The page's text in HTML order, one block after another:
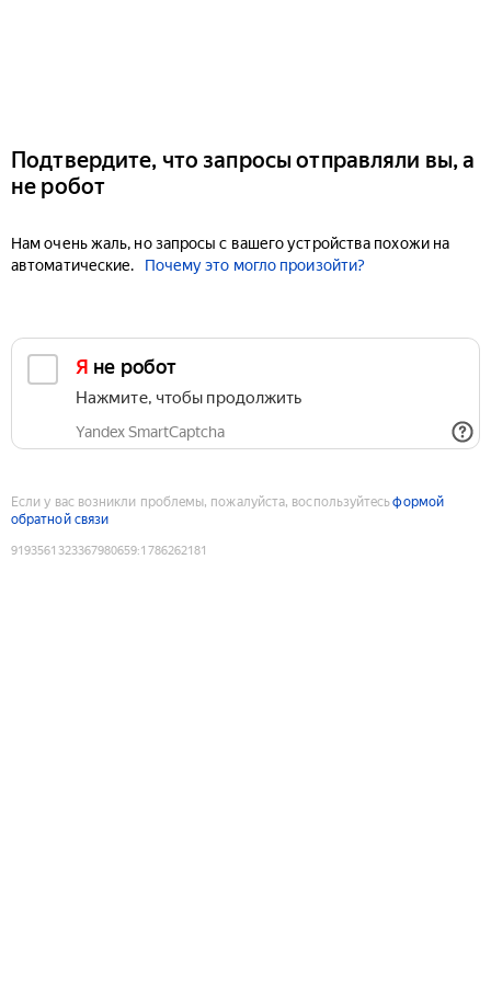
Подтвердите, что запросы отправляли вы, а
не робот
Нам очень жаль, но запросы с вашего устройства похожи на
автоматические.
Почему это могло произойти?
Я не робот
Нажмите, чтобы продолжить
Yandex SmartCaptcha
Если у вас возникли проблемы, пожалуйста, воспользуйтесьформой
обратной связи
9193561323367980659:1786262181